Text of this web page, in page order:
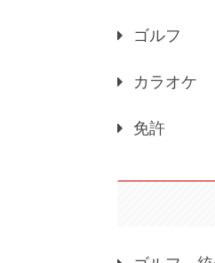
ゴルフ
カラオケ
免許